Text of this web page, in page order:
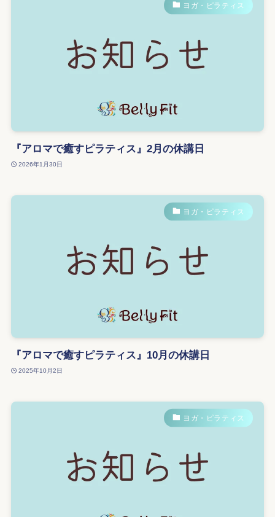
ヨガ・ピラティス
『アロマで癒すピラティス』2月の休講日
2026年1月30日
ヨガ・ピラティス
『アロマで癒すピラティス』10月の休講日
2025年10月2日
ヨガ・ピラティス